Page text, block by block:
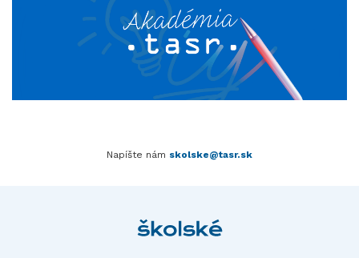
Napíšte nám skolske@tasr.sk